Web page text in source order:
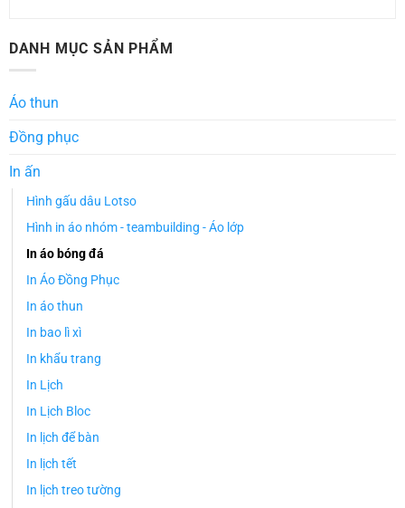
DANH MỤC SẢN PHẨM
Áo thun
Đồng phục
In ấn
Hình gấu dâu Lotso
Hình in áo nhóm - teambuilding - Áo lớp
In áo bóng đá
In Áo Đồng Phục
In áo thun
In bao lì xì
In khẩu trang
In Lịch
In Lịch Bloc
In lịch để bàn
In lịch tết
In lịch treo tường